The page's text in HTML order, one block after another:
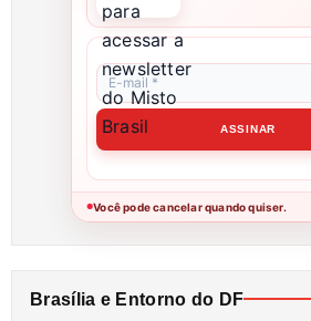
●Você pode cancelar quando quiser.
Brasília e Entorno do DF